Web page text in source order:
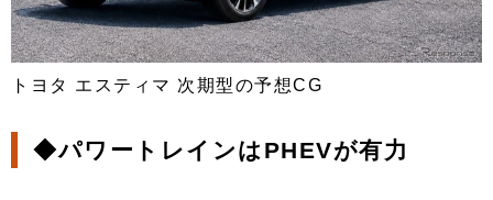
トヨタ エスティマ 次期型の予想CG
◆パワートレインはPHEVが有力